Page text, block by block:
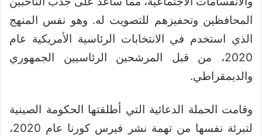
المحافظين وتحفيزهم للتصويت له. وهو نفس المنهج
الذي استخدم في الانتخابات الرئاسية الأمريكية عام
2020، من قبل المرشحين الرئاسيين الجمهوري
والديمقراطي.
وقامت الحملة الدعائية التي أطلقتها الحكومة الصينية
لتبرئة نفسها من تهمة نشر فيرس كورنا عام 2020،